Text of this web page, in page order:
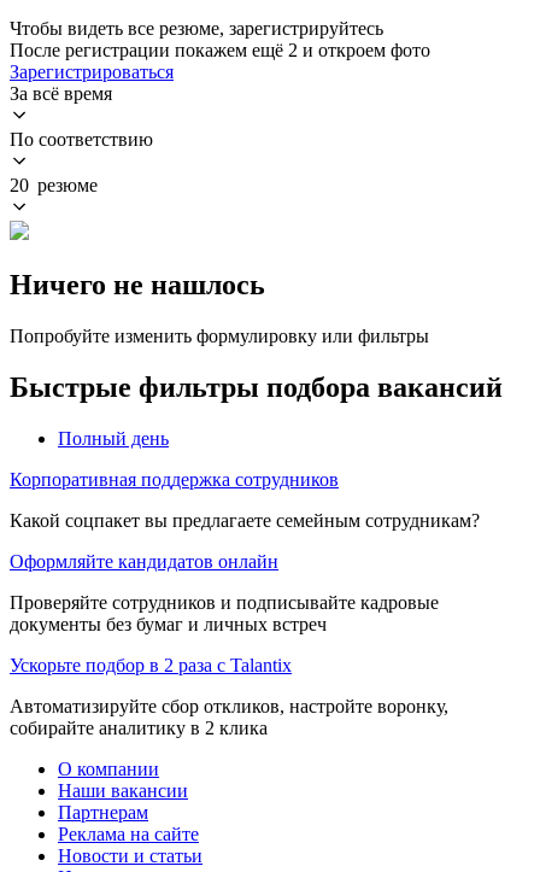
Чтобы видеть все резюме, зарегистрируйтесь
После регистрации покажем ещё 2 и откроем фото
Зарегистрироваться
За всё время
По соответствию
20 резюме
Ничего не нашлось
Попробуйте изменить формулировку или фильтры
Быстрые фильтры подбора вакансий
Полный день
Корпоративная поддержка сотрудников
Какой соцпакет вы предлагаете семейным сотрудникам?
Оформляйте кандидатов онлайн
Проверяйте сотрудников и подписывайте кадровые
документы без бумаг и личных встреч
Ускорьте подбор в 2 раза с Talantix
Автоматизируйте сбор откликов, настройте воронку,
собирайте аналитику в 2 клика
О компании
Наши вакансии
Партнерам
Реклама на сайте
Новости и статьи